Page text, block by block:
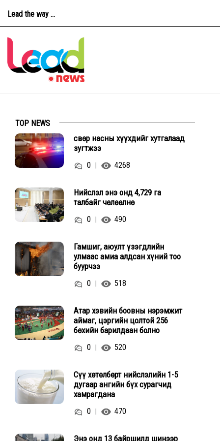
Lead the way ...
TOP NEWS
Өсвөр насны хүүхдийг хутгалаад
зугтжээ
0 4268
Нийслэл энэ онд 4,729 га
талбайг чөлөөлнө
0 490
Гамшиг, аюулт үзэгдлийн
улмаас амиа алдсан хүний тоо
буурчээ
0 518
Атар хэвийн боовны нэрэмжит
аймаг, цэргийн цолтой 256
бөхийн барилдаан болно
0 520
Сүү хөтөлбөрт нийслэлийн 1-5
дугаар ангийн бүх сурагчид
хамрагдана
0 470
Энэ онд 13 байршилд шинээр